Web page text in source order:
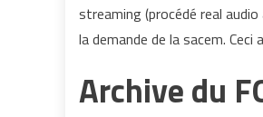
streaming (procédé real
la demande de la sacem.
Archive du